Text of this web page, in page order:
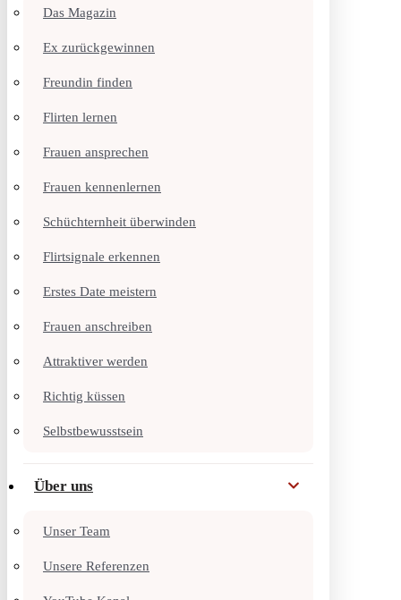
Das Magazin
Ex zurückgewinnen
Freundin finden
Flirten lernen
Frauen ansprechen
Frauen kennenlernen
Schüchternheit überwinden
Flirtsignale erkennen
Erstes Date meistern
Frauen anschreiben
Attraktiver werden
Richtig küssen
Selbstbewusstsein
Über uns
Unser Team
Unsere Referenzen